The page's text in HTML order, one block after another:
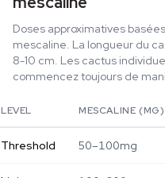
Doses approximatives
mescaline. La longueur du
8-10 cm. Les cactus
commencez toujours de
LEVEL MESCALINE (MG)
Threshold 50–100mg